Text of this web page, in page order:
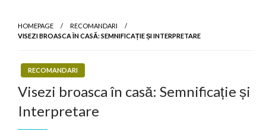
HOMEPAGE
RECOMANDARI
VISEZI BROASCA ÎN CASĂ: SEMNIFICAȚIE ȘI INTERPRETARE
RECOMANDARI
Visezi broasca în casă: Semnificație și
Interpretare